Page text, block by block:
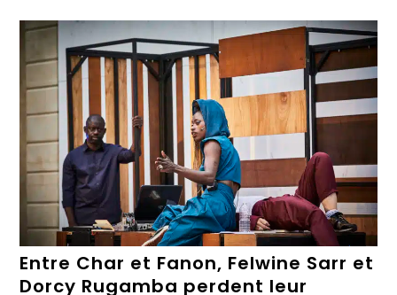
Entre Char et Fanon, Felwine Sarr et
Dorcy Rugamba perdent leur